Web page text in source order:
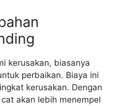
kerusakan, biasanya
perbaikan. Biaya ini
kerusakan. Dengan
akan lebih menempel